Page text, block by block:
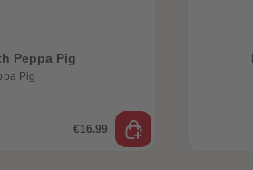
Peppa Pig
Pig
€16.99